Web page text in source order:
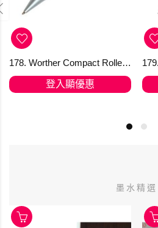
178. Worther Compact Roller-Ball Pen in Natural Aluminium 走珠筆
登入顯優惠
墨水精選